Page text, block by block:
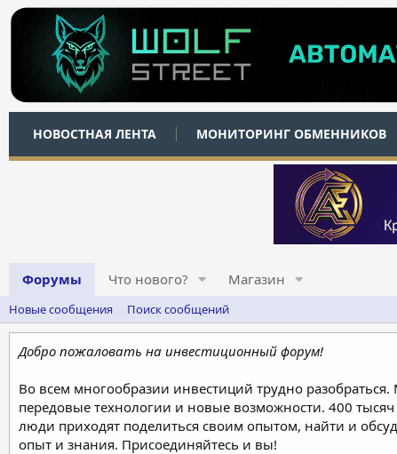
НОВОСТНАЯ ЛЕНТА МОНИТОРИНГ ОБМЕННИКОВ
Форумы Что нового? Магазин
Новые сообщения Поиск сообщений
Добро пожаловать на инвестиционный форум!
Во всем многообразии инвестиций трудно
передовые технологии и новые возможности. 400
люди приходят поделиться своим опытом, найти и
опыт и знания. Присоединяйтесь и вы!